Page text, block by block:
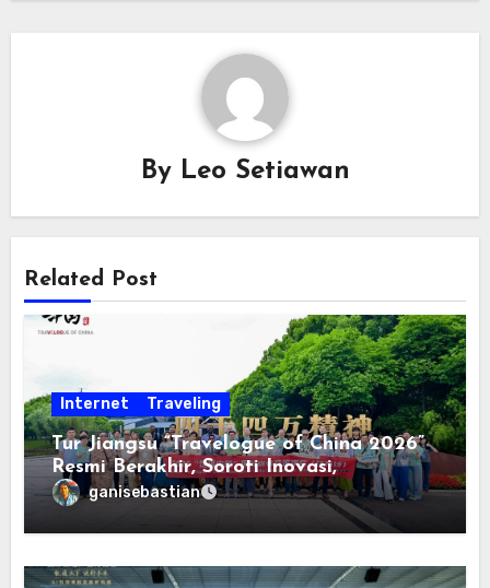
By Leo Setiawan
Related Post
Internet Traveling
Tur Jiangsu “Travelogue of China 2026”
Resmi Berakhir, Soroti Inovasi,
Keterbukaan, dan Pembangunan
Berorientasi pada Masyarakat
ganisebastian